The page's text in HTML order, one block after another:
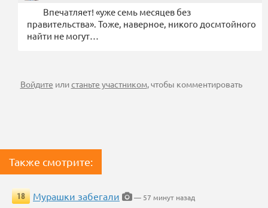
Впечатляет! «уже семь месяцев без
правительства». Тоже, наверное, никого досмтойного
найти не могут…
Войдите илистаньте участником, чтобы комментировать
Также смотрите:
18 Мурашки забегали
— 57 минут назад